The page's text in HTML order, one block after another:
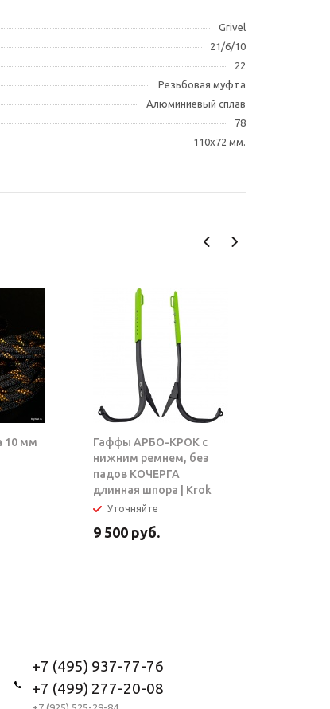
Grivel
21/6/10
22
Резьбовая муфта
Алюминиевый сплав
78
110х72 мм.
10 мм
Гаффы АРБО-КРОК с
нижним ремнем, без
падов КОЧЕРГА
длинная шпора | Krok
Уточняйте
9 500 руб.
+7 (495) 937-77-76
+7 (499) 277-20-08